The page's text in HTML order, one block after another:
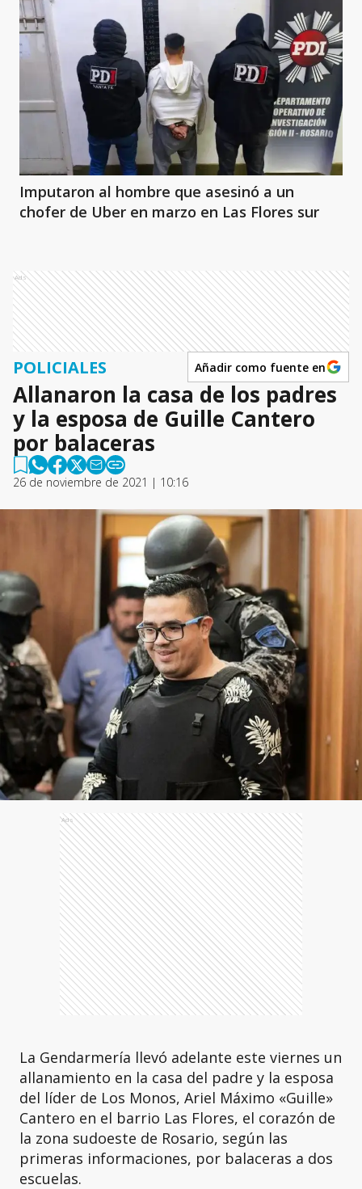
Imputaron al hombre que asesinó a un
chofer de Uber en marzo en Las Flores sur
Ads
POLICIALES Añadir como fuente en
Allanaron la casa de los padres
y la esposa de Guille Cantero
por balaceras
26 de noviembre de 2021 | 10:16
Ads
La Gendarmería llevó adelante este viernes un
allanamiento en la casa del padre y la esposa
del líder de Los Monos, Ariel Máximo «Guille»
Cantero en el barrio Las Flores, el corazón de
la zona sudoeste de Rosario, según las
primeras informaciones, por balaceras a dos
escuelas.